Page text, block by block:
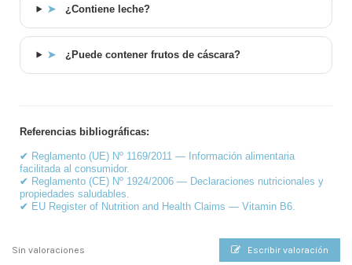
➤ ¿Contiene leche?
➤ ¿Puede contener frutos de cáscara?
Referencias bibliográficas:
✔ Reglamento (UE) Nº 1169/2011 — Información alimentaria
facilitada al consumidor.
✔ Reglamento (CE) Nº 1924/2006 — Declaraciones nutricionales y
propiedades saludables.
✔ EU Register of Nutrition and Health Claims — Vitamin B6.
Sin valoraciones Escribir valoración